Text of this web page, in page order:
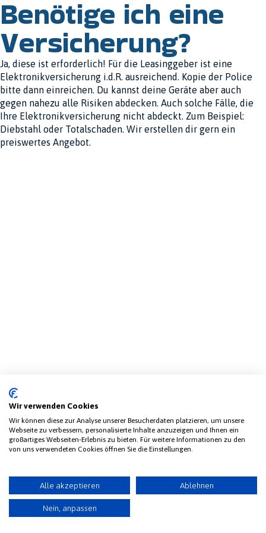
Benötige ich eine
Versicherung?
Ja, diese ist erforderlich! Für die Leasinggeber ist eine
Elektronikversicherung i.d.R. ausreichend. Kopie der Police
bitte dann einreichen. Du kannst deine Geräte aber auch
gegen nahezu alle Risiken abdecken. Auch solche Fälle, die
Ihre Elektronikversicherung nicht abdeckt. Zum Beispiel:
Diebstahl oder Totalschaden. Wir erstellen dir gern ein
preiswertes Angebot.
Wir verwenden Cookies
Wir können diese zur Analyse unserer Besucherdaten platzieren, um unsere
Webseite zu verbessern, personalisierte Inhalte anzuzeigen und Ihnen ein
großartiges Webseiten-Erlebnis zu bieten. Für weitere Informationen zu den
von uns verwendeten Cookies öffnen Sie die Einstellungen.
Alle akzeptieren Ablehnen
Nein, anpassen